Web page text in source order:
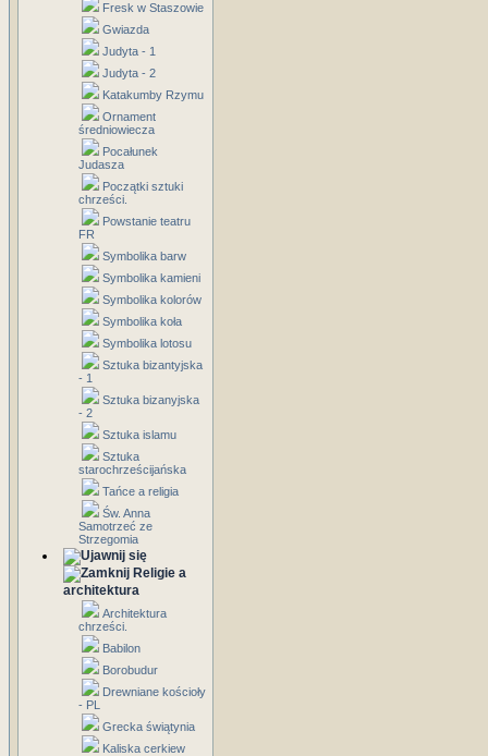
Fresk w Staszowie
Gwiazda
Judyta - 1
Judyta - 2
Katakumby Rzymu
Ornament
średniowiecza
Pocałunek
Judasza
Początki sztuki
chrześci.
Powstanie teatru
FR
Symbolika barw
Symbolika kamieni
Symbolika kolorów
Symbolika koła
Symbolika lotosu
Sztuka bizantyjska
- 1
Sztuka bizanyjska
- 2
Sztuka islamu
Sztuka
starochrześcijańska
Tańce a religia
Św. Anna
Samotrzeć ze
Strzegomia
Religie a
architektura
Architektura
chrześci.
Babilon
Borobudur
Drewniane kościoły
- PL
Grecka świątynia
Kaliska cerkiew